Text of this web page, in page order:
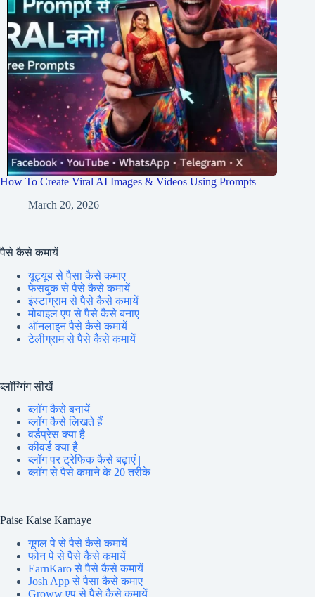
How To Create Viral AI Images & Videos Using Prompts
March 20, 2026
पैसे कैसे कमायें
यूट्यूब से पैसा कैसे कमाए
फेसबुक से पैसे कैसे कमायें
इंस्टाग्राम से पैसे कैसे कमायें
मोबाइल एप से पैसे कैसे बनाए
ऑनलाइन पैसे कैसे कमायें
टेलीग्राम से पैसे कैसे कमायें
ब्लॉग्गिंग सीखें
ब्लॉग कैसे बनायें
ब्लॉग कैसे लिखते हैं
वर्डप्रेस क्या है
कीवर्ड क्या है
ब्लॉग पर ट्रेफिक कैसे बढ़ाएं |
ब्लॉग से पैसे कमाने के 20 तरीके
Paise Kaise Kamaye
गूगल पे से पैसे कैसे कमायें
फोन पे से पैसे कैसे कमायें
EarnKaro से पैसे कैसे कमायें
Josh App से पैसा कैसे कमाए
Groww एप से पैसे कैसे कमायें